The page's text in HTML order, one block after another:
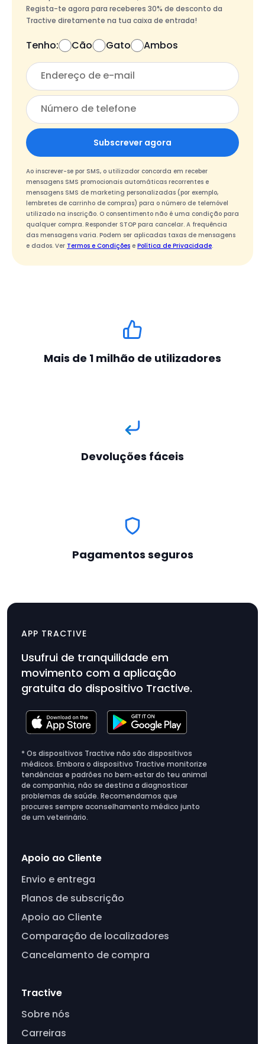
Regista-te agora para receberes 30% de desconto da
Tractive diretamente na tua caixa de entrada!
Tenho: Cão Gato Ambos
Subscrever agora
Ao inscrever-se por SMS, o utilizador concorda em receber
mensagens SMS promocionais automáticas recorrentes e
mensagens SMS de marketing personalizadas (por exemplo,
lembretes de carrinho de compras) para o número de telemóvel
utilizado na inscrição. O consentimento não é uma condição para
qualquer compra. Responder STOP para cancelar. A frequência
das mensagens varia. Podem ser aplicadas taxas de mensagens
e dados. Ver Termos e Condições e Política de Privacidade.
Mais de 1 milhão de utilizadores
Devoluções fáceis
Pagamentos seguros
carregamento
APP TRACTIVE
Usufrui de tranquilidade em
movimento com a aplicação
gratuita do dispositivo Tractive.
* Os dispositivos Tractive não são dispositivos
médicos. Embora o dispositivo Tractive monitorize
tendências e padrões no bem‑estar do teu animal
de companhia, não se destina a diagnosticar
problemas de saúde. Recomendamos que
procures sempre aconselhamento médico junto
de um veterinário.
Apoio ao Cliente
Envio e entrega
Planos de subscrição
Apoio ao Cliente
Comparação de localizadores
Cancelamento de compra
Tractive
Sobre nós
Carreiras